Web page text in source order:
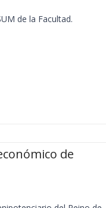
de la Facultad.
de